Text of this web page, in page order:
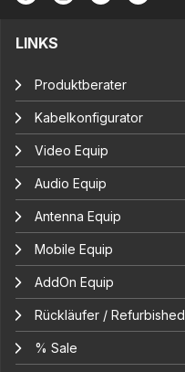
LINKS
Produktberater
Kabelkonfigurator
Video Equip
Audio Equip
Antenna Equip
Mobile Equip
AddOn Equip
Rückläufer / Refurbished
% Sale